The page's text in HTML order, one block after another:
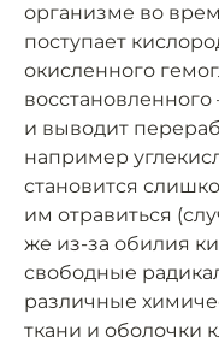
организме во
поступает
окисленного
и выводит
например
становится
им отравиться
же из-за обилия
свободные
различные
ткани и оболочки